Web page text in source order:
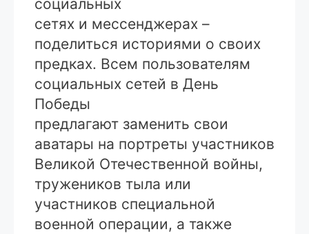
социальных
сетях и мессенджерах –
поделиться историями о своих
предках. Всем пользователям
социальных сетей в День
Победы
предлагают заменить свои
аватары на портреты участников
Великой Отечественной войны,
тружеников тыла или
участников специальной
военной операции, а также